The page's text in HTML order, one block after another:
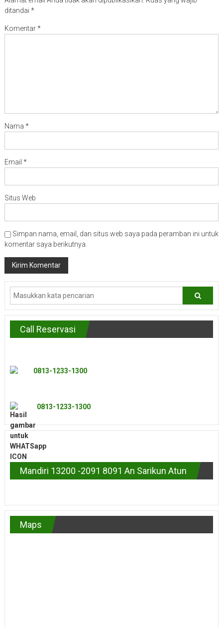
ditandai *
Komentar*
Nama *
Email *
Situs Web
Simpan nama, email, dan situs web saya pada peramban ini untuk
komentar saya berikutnya.
Call Reservasi
0813-1233-1300
0813-1233-1300
Mandiri 13200 -2091 8091 An Sarikun Atun
Maps